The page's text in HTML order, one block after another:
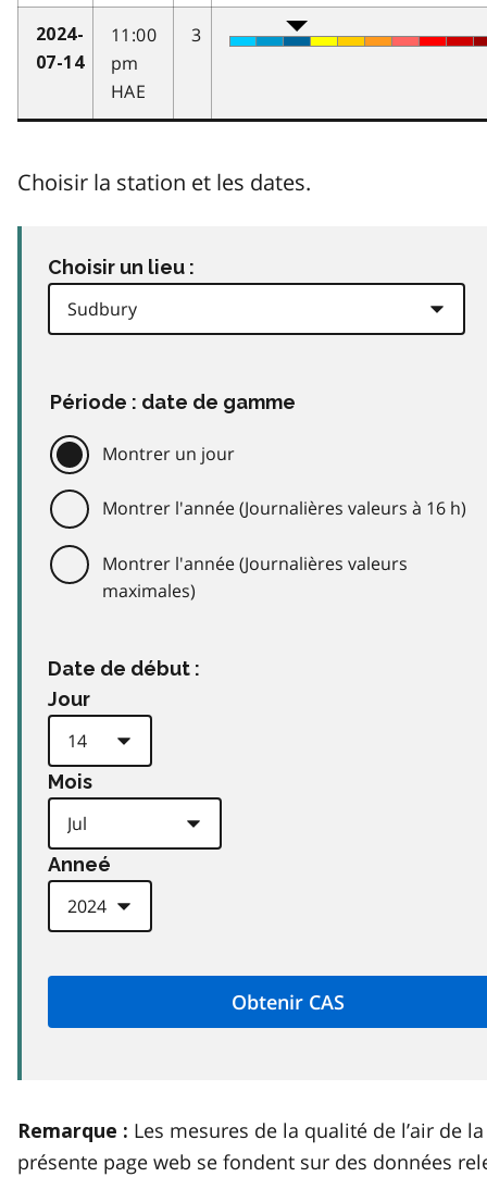
2024-
07-14
11:00
pm
HAE
3
Choisir la station et les dates.
Choisir un lieu :
Période : date de gamme
Montrer un jour
Montrer l'année (Journalières valeurs à 16 h)
Montrer l'année (Journalières valeurs
maximales)
Date de début :
Jour
Mois
Anneé
Remarque : Les mesures de la qualité de l’air de la
présente page web se fondent sur des données